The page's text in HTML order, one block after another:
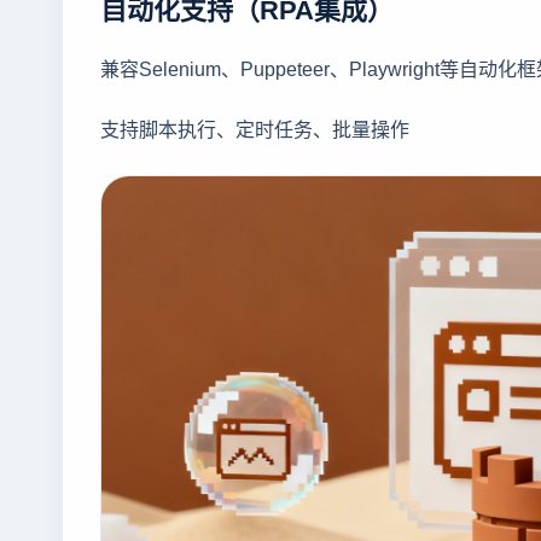
兼容Selenium、Puppeteer、Playwright等自动化
支持脚本执行、定时任务、批量操作